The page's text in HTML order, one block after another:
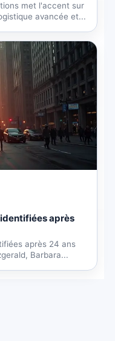
met l'accent sur
avancée et...
après
après 24 ans
Barbara...